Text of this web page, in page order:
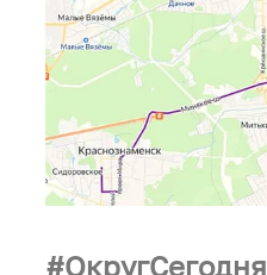
ОкругСегодня